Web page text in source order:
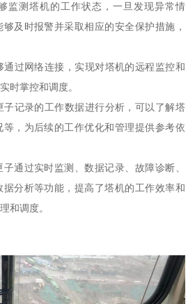
监测塔机的工作状态，一旦发现异常情
及时报警并采取相应的安全保护措施，
过网络连接，实现对塔机的远程监控和
时掌控和调度。
子记录的工作数据进行分析，可以了解塔
，为后续的工作优化和管理提供参考依
通过实时监测、数据记录、故障诊断、
分析等功能，提高了塔机的工作效率和
和调度。